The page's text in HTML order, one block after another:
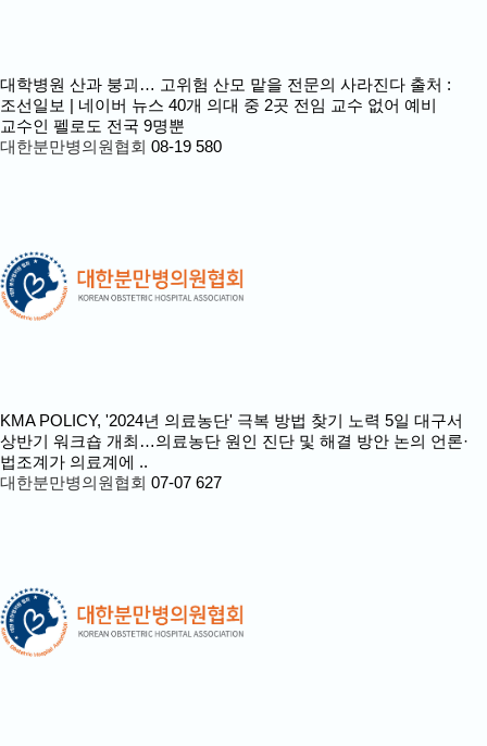
대학병원 산과 붕괴… 고위험 산모 맡을 전문의 사라진다 출처 :
조선일보 | 네이버 뉴스 40개 의대 중 2곳 전임 교수 없어 예비
교수인 펠로도 전국 9명뿐
대한분만병의원협회 08-19 580
KMA POLICY, '2024년 의료농단' 극복 방법 찾기 노력 5일 대구서
상반기 워크숍 개최…의료농단 원인 진단 및 해결 방안 논의 언론·
법조계가 의료계에 ..
대한분만병의원협회 07-07 627